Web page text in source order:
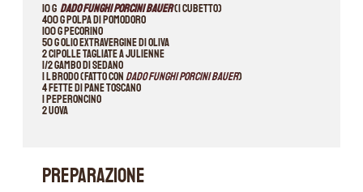
10 g Dado Funghi Porcini Bauer(1 cubetto)
400 g polpa di pomodoro
100 g pecorino
50 g olio extravergine di oliva
2 cipolle tagliate a julienne
1/2 gambo di sedano
1 l brodo (fatto conDado Funghi Porcini Bauer)
4 fette di pane toscano
1 peperoncino
2 uova
PREPARAZIONE